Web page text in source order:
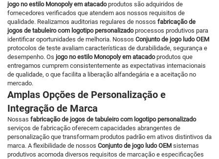
jogo no estilo Monopoly em atacado produtos são adquiridos de
fornecedores verificados que atendem aos nossos requisitos de
qualidade. Realizamos auditorias regulares de nossos fabricação de
jogos de tabuleiro com logotipo personalizado processos produtivos para
identificar oportunidades de melhoria. Nossos Conjunto de jogo ludo OEM
protocolos de teste avaliam características de durabilidade, segurança e
desempenho. Os jogo no estilo Monopoly em atacado produtos que
entregamos cumprem consistentemente as expectativas internacionais
de qualidade, o que facilita a liberação alfandegária e a aceitação no
mercado.
Amplas Opções de Personalização e
Integração de Marca
Nossas fabricação de jogos de tabuleiro com logotipo personalizado
serviços de fabricação oferecem capacidades abrangentes de
personalização que transformam produtos padrão em ativos distintivos da
marca. A flexibilidade de nossos Conjunto de jogo ludo OEM sistemas
produtivos acomoda diversos requisitos de marcação e especificações